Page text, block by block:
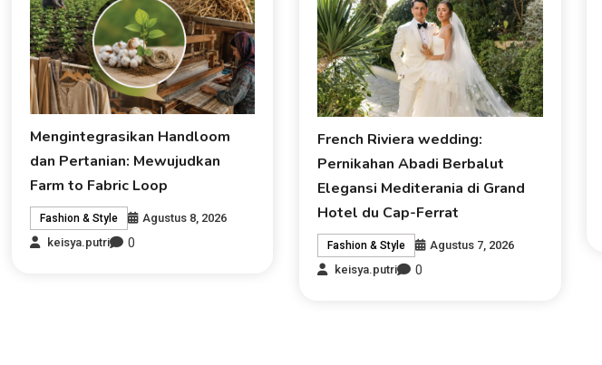
Mengintegrasikan Handloom
dan Pertanian: Mewujudkan
Farm to Fabric Loop
Fashion & Style
Agustus 8, 2026
keisya.putri
0
French Riviera wedding:
Pernikahan Abadi Berbalut
Elegansi Mediterania di Grand
Hotel du Cap-Ferrat
Fashion & Style
Agustus 7, 2026
keisya.putri
0